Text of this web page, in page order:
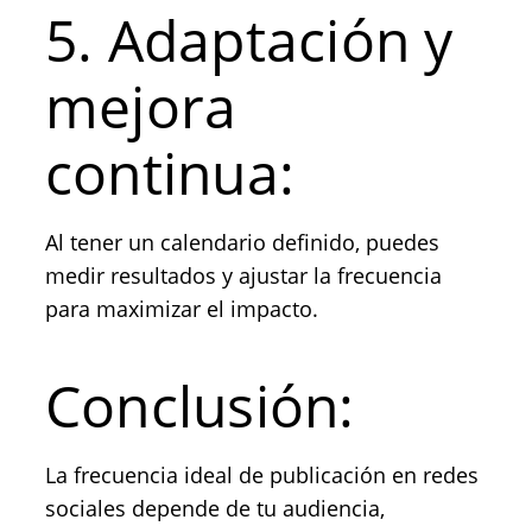
5. Adaptación y
mejora
continua:
Al tener un calendario definido, puedes
medir resultados y ajustar la frecuencia
para maximizar el impacto.
Conclusión:
La frecuencia ideal de publicación en redes
sociales depende de tu audiencia,